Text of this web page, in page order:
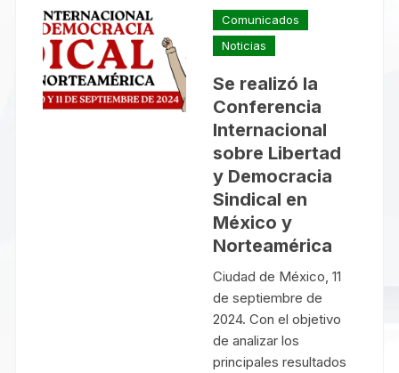
Comunicados
Noticias
Se realizó la
Conferencia
Internacional
sobre Libertad
y Democracia
Sindical en
México y
Norteamérica
Ciudad de México, 11
de septiembre de
2024. Con el objetivo
de analizar los
principales resultados